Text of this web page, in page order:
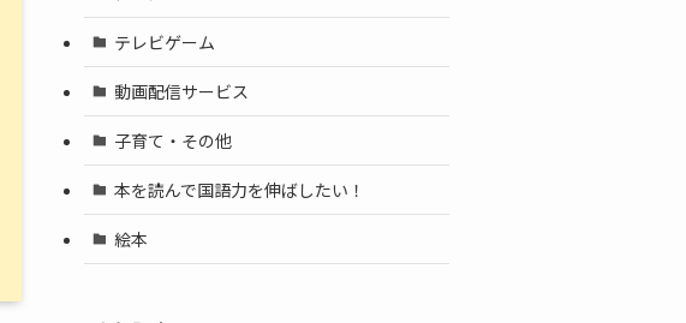
テレビゲーム
動画配信サービス
子育て・その他
本を読んで国語力を伸ばしたい！
絵本